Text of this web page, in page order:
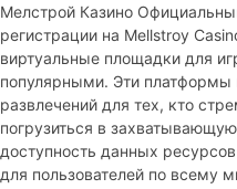
Мелстрой Казино
регистрации на Mellstroy
виртуальные площадки для
популярными. Эти
развлечений для тех, кто
погрузиться в
доступность данных
для пользователей по всему